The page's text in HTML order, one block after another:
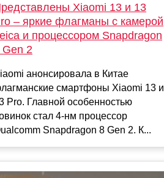
Xiaomi 13 и 13
– яркие флагманы с камерой
и процессором Snapdragon
Gen 2
анонсировала в Китае
смартфоны Xiaomi 13 и
Pro. Главной особенностью
стал 4-нм процессор
Snapdragon 8 Gen 2. К...